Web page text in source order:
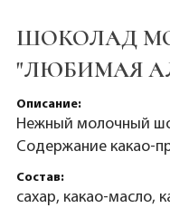
ШОКОЛАД
"ЛЮБИМАЯ
Описание:
Нежный молочный
Содержание какао-
Состав:
сахар, какао-масло,